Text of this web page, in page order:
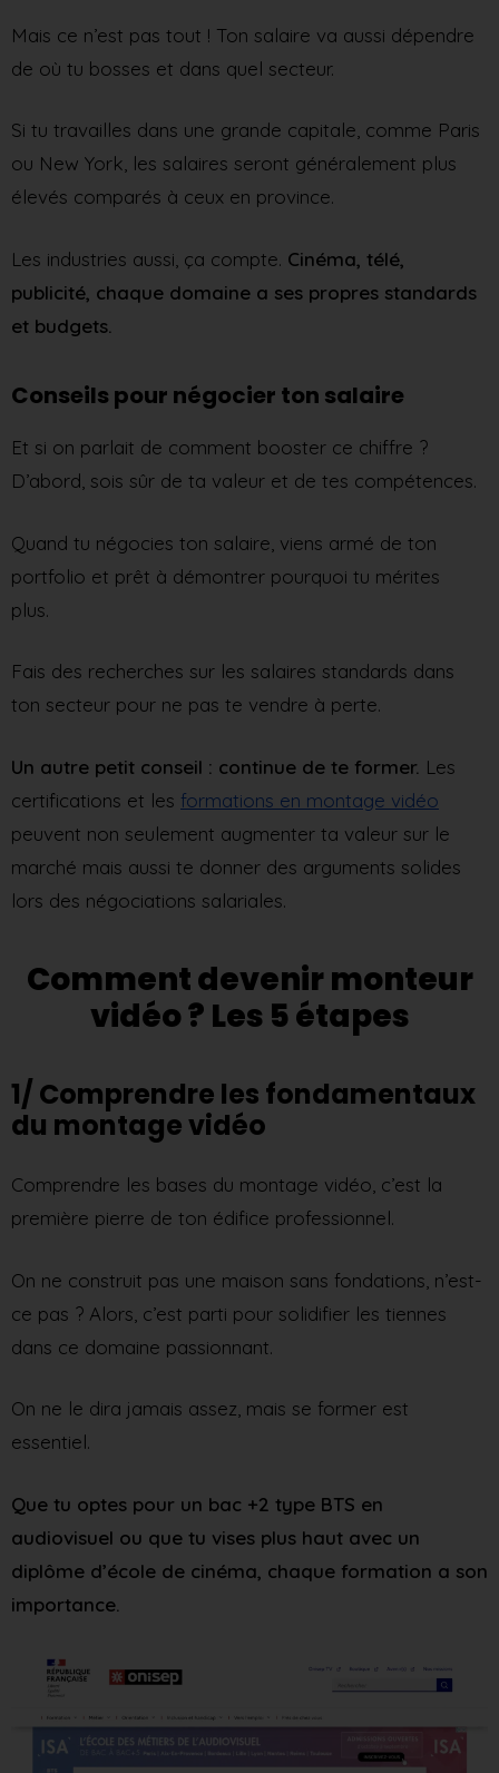
Mais ce n’est pas tout ! Ton salaire va aussi dépendre
de où tu bosses et dans quel secteur.
Si tu travailles dans une grande capitale, comme Paris
ou New York, les salaires seront généralement plus
élevés comparés à ceux en province.
Les industries aussi, ça compte. Cinéma, télé,
publicité, chaque domaine a ses propres standards
et budgets.
Conseils pour négocier ton salaire
Et si on parlait de comment booster ce chiffre ?
D’abord, sois sûr de ta valeur et de tes compétences.
Quand tu négocies ton salaire, viens armé de ton
portfolio et prêt à démontrer pourquoi tu mérites
plus.
Fais des recherches sur les salaires standards dans
ton secteur pour ne pas te vendre à perte.
Un autre petit conseil : continue de te former. Les
certifications et les formations en montage vidéo
peuvent non seulement augmenter ta valeur sur le
marché mais aussi te donner des arguments solides
lors des négociations salariales.
Comment devenir monteur
vidéo ? Les 5 étapes
1/ Comprendre les fondamentaux
du montage vidéo
Comprendre les bases du montage vidéo, c’est la
première pierre de ton édifice professionnel.
On ne construit pas une maison sans fondations, n’est-
ce pas ? Alors, c’est parti pour solidifier les tiennes
dans ce domaine passionnant.
On ne le dira jamais assez, mais se former est
essentiel.
Que tu optes pour un bac +2 type BTS en
audiovisuel ou que tu vises plus haut avec un
diplôme d’école de cinéma, chaque formation a son
importance.